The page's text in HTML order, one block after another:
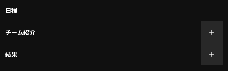
日程
チーム紹介
結果